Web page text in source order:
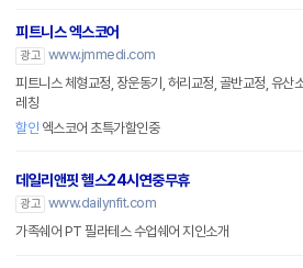
피트니스 엑스코어
광고 www.jmmedi.com
피트니스 체형교정, 장운동기, 허리교정, 골반교정, 유산소운동, 전신스트
레칭
할인 엑스코어 초특가할인중
데일리앤핏 헬스24시연중무휴
광고 www.dailynfit.com
가족쉐어 PT 필라테스 수업쉐어 지인소개